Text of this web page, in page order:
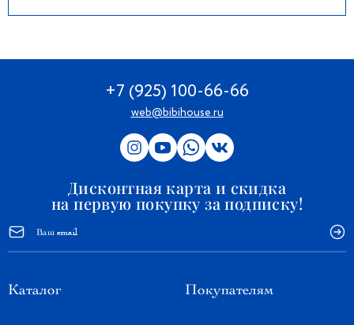
+7 (925) 100-66-66
web@bibihouse.ru
Дисконтная карта и скидка
на первую покупку за подписку!
Каталог Покупателям